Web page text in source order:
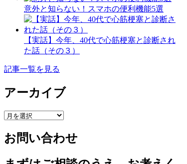
意外と知らない！スマホの便利機能5選
【実話】今年、40代で心筋梗塞と診断され
た話（その３）
記事一覧を見る
アーカイブ
ア
カ
イ
ブ
お問い合わせ